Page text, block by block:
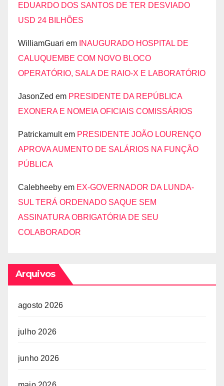
EDUARDO DOS SANTOS DE TER DESVIADO
USD 24 BILHÕES
WilliamGuari em INAUGURADO HOSPITAL DE
CALUQUEMBE COM NOVO BLOCO
OPERATÓRIO, SALA DE RAIO-X E LABORATÓRIO
JasonZed em PRESIDENTE DA REPÚBLICA
EXONERA E NOMEIA OFICIAIS COMISSÁRIOS
Patrickamultem PRESIDENTE JOÃO LOURENÇO
APROVA AUMENTO DE SALÁRIOS NA FUNÇÃO
PÚBLICA
Calebheeby em EX-GOVERNADOR DA LUNDA-
SUL TERÁ ORDENADO SAQUE SEM
ASSINATURA OBRIGATÓRIA DE SEU
COLABORADOR
Arquivos
agosto 2026
julho 2026
junho 2026